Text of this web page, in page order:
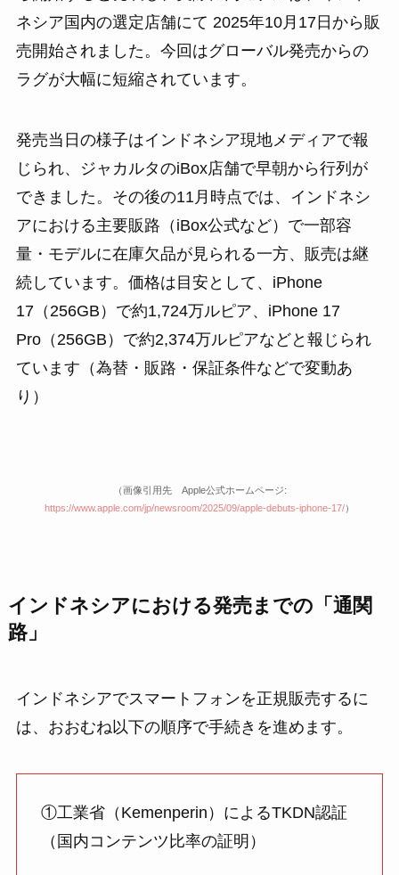
ネシア国内の選定店舗にて 2025年10月17日から販
売開始されました。今回はグローバル発売からの
ラグが大幅に短縮されています。
発売当日の様子はインドネシア現地メディアで報
じられ、ジャカルタのiBox店舗で早朝から行列が
できました。その後の11月時点では、インドネシ
アにおける主要販路（iBox公式など）で一部容
量・モデルに在庫欠品が見られる一方、販売は継
続しています。価格は目安として、iPhone
17（256GB）で約1,724万ルピア、iPhone 17
Pro（256GB）で約2,374万ルピアなどと報じられ
ています（為替・販路・保証条件などで変動あ
り）
（画像引用先 Apple公式ホームページ:
https://www.apple.com/jp/newsroom/2025/09/apple-debuts-iphone-17/）
インドネシアにおける発売までの「通関
路」
インドネシアでスマートフォンを正規販売するに
は、おおむね以下の順序で手続きを進めます。
①工業省（Kemenperin）によるTKDN認証
（国内コンテンツ比率の証明）